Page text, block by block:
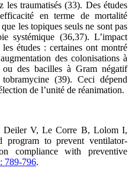
les traumatisés (33). Des études
en terme de mortalité
les topiques seuls ne sont pas
systémique (36,37). L’impact
études : certaines ont montré
des colonisations à
ou des bacilles à Gram négatif
(39). Ceci dépend
de l’unité de réanimation.
V, Le Corre B, Lolom I,
to prevent ventilator-
compliance with preventive
789-796.